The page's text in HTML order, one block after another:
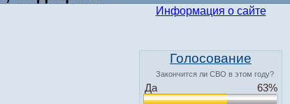
Информация о сайте
Голосование
Закончится ли СВО в этом году?
Да
63%